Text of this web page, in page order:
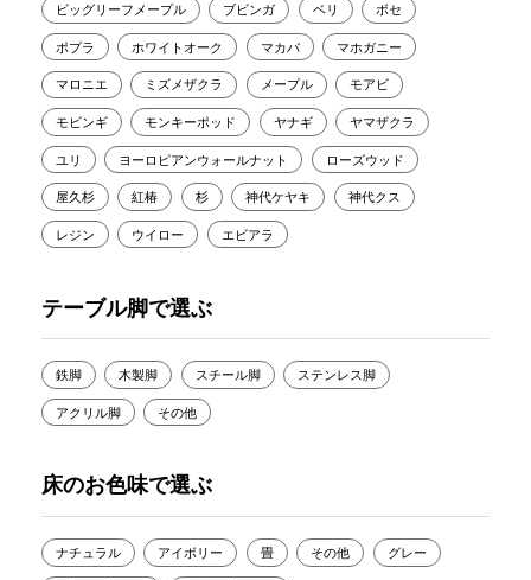
ビッグリーフメープル ブビンガ ベリ ボセ
ポプラ ホワイトオーク マカバ マホガニー
マロニエ ミズメザクラ メープル モアビ
モビンギ モンキーポッド ヤナギ ヤマザクラ
ユリ ヨーロピアンウォールナット ローズウッド
屋久杉 紅椿 杉 神代ケヤキ 神代クス
レジン ウイロー エビアラ
テーブル脚で選ぶ
鉄脚 木製脚 スチール脚 ステンレス脚
アクリル脚 その他
床のお色味で選ぶ
ナチュラル アイボリー 畳 その他 グレー